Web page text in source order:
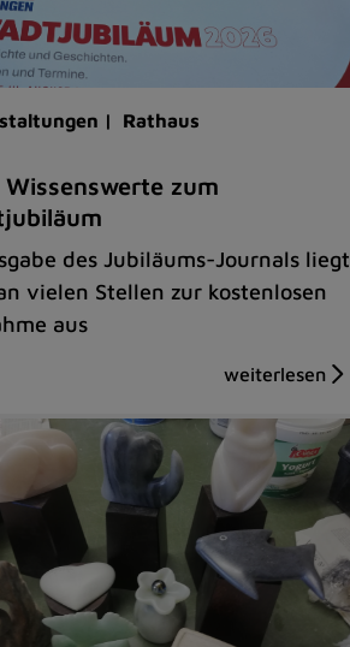
| Rathaus
Wissenswerte zum
des Jubiläums-Journals liegt
vielen Stellen zur kostenlosen
aus